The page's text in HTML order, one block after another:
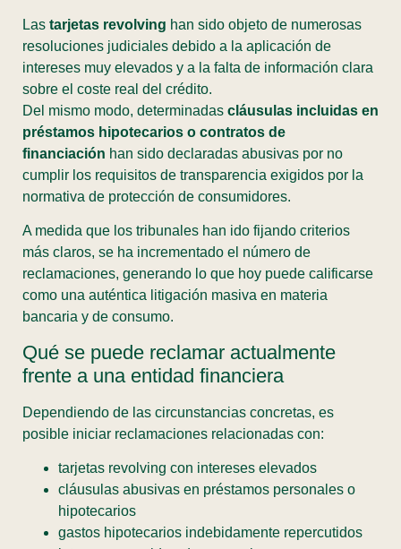
Las tarjetas revolving han sido objeto de numerosas
resoluciones judiciales debido a la aplicación de
intereses muy elevados y a la falta de información clara
sobre el coste real del crédito.
Del mismo modo, determinadas cláusulas incluidas en
préstamos hipotecarios o contratos de
financiación han sido declaradas abusivas por no
cumplir los requisitos de transparencia exigidos por la
normativa de protección de consumidores.
A medida que los tribunales han ido fijando criterios
más claros, se ha incrementado el número de
reclamaciones, generando lo que hoy puede calificarse
como una auténtica litigación masiva en materia
bancaria y de consumo.
Qué se puede reclamar actualmente
frente a una entidad financiera
Dependiendo de las circunstancias concretas, es
posible iniciar reclamaciones relacionadas con:
tarjetas revolving con intereses elevados
cláusulas abusivas en préstamos personales o
hipotecarios
gastos hipotecarios indebidamente repercutidos